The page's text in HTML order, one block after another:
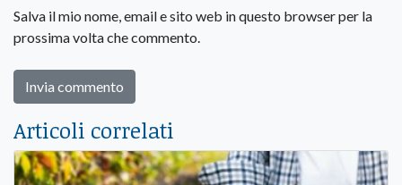
Salva il mio nome, email e sito web in questo browser per la
prossima volta che commento.
Articoli correlati